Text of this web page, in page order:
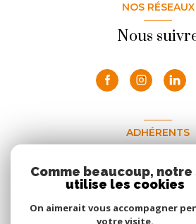
NOS RÉSEAUX
Nous
ADHÉRENTS
Nous
Comme beaucoup, notre
utilise les cookies
On aimerait vous accompagner
votre visite.